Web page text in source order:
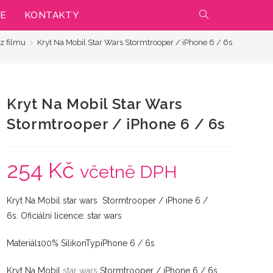
KONTAKTY PŘEPNOUT
VYHLEDÁVÁNÍ
filmu > Kryt Na Mobil Star Wars Stormtrooper / iPhone 6 / 6s
Kryt Na Mobil Star Wars
Stormtrooper / iPhone 6 / 6s
254 Kč včetně DPH
Kryt Na Mobil star wars Stormtrooper / iPhone 6 /
6s. Oficiální licence: star wars
Materiál100% SilikonTypiPhone 6 / 6s
Kryt Na Mobilstar wars Stormtrooper / iPhone 6 / 6s